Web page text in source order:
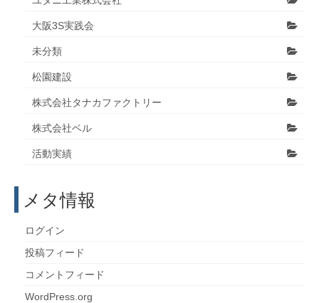
大阪3S実践会
未分類
松園建設
株式会社タナカファクトリー
株式会社ベル
活動実績
メタ情報
ログイン
投稿フィード
コメントフィード
WordPress.org